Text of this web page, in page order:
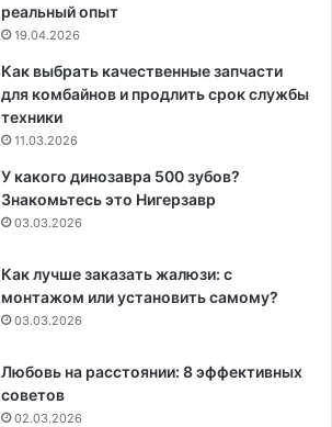
реальный опыт
19.04.2026
Как выбрать качественные запчасти
для комбайнов и продлить срок службы
техники
11.03.2026
У какого динозавра 500 зубов?
Знакомьтесь это Нигерзавр
03.03.2026
Как лучше заказать жалюзи: с
монтажом или установить самому?
03.03.2026
Любовь на расстоянии: 8 эффективных
советов
02.03.2026